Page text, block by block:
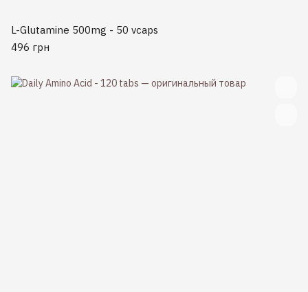
L-Glutamine 500mg - 50 vcaps
496 грн